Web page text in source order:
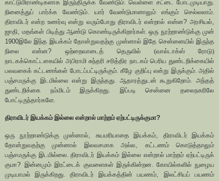
காட்டுமிராண்டிகளாக இருந்திருக்க வேண்டும். வெள்ளை சட்டை போடமுடியாது.
நினைத்துப் பார்க்க வேண்டும். யார் வேண்டுமானாலும் எங்கும் செல்லலாம்.
திராவிடர் என்ற உணர்வு என்று வரும்போது திராவிடர் என்றால் என்ன? அரசியல்
ஜாதி ,மதங்கள் பிடித்து ஆண்டு கொண்டிருக்கிறார்கள். ஒரு நூற்றாண்டுக்கு முன்
1900இலே இந்த இயக்கம் தோன்றுவதற்கு முன்னால் இதே சென்னையில் இருந்த
நிலை என்ன? ஒற்றைவாடைத் தெருவில் (வால்டாக்ஸ் ரோடு)
நாடகக்கொட்டகையில் அபிராமி சுந்தரி சரித்திர நாடகம் பெரிய துண்டறிக்கையில்
பலவகைக் கட்டணங்கள் போடப்பட்டிருக்கும். கீழே குறிப்பு என்று இருக்கும். அதில்
பஞ்சமருக்கு இடமில்லை என்று இருந்தது. ஆதாரத்துடன் கூறுகிறோம். அந்தத்
துண்டறிக்கை நம்மிடம் இருக்கிறது. இப்படி சென்னை தலைநகரிலே
போட்டிருந்தார்களே.
திராவிடர் இயக்கம் இல்லை என்றால் மாற்றம் ஏற்பட்டிருக்குமா?
ஒரு நூற்றாண்டுக்கு முன்னால் சுயமரியாதை இயக்கம்
திராவிடர் இயக்கம்
தோன்றுவதற்கு முன்னால் இலவசமாக அல்ல
கட்டணம் கொடுத்தாலும்
பஞ்சமருக்கு இடமில்லை. திராவிடர் இயக்கம் இல்லை என்றால் மாற்றம் ஏற்பட்டிருக்
குமா? இன்னமும் இரட்டைக் குவளைகள் இருக்கின்றன. கோயில்களில் நுழைய
முடியாமல் இருக்கிறது. திராவிடர் இயக்கத்தின் பயணம்
இலட்சியப் பயணம்